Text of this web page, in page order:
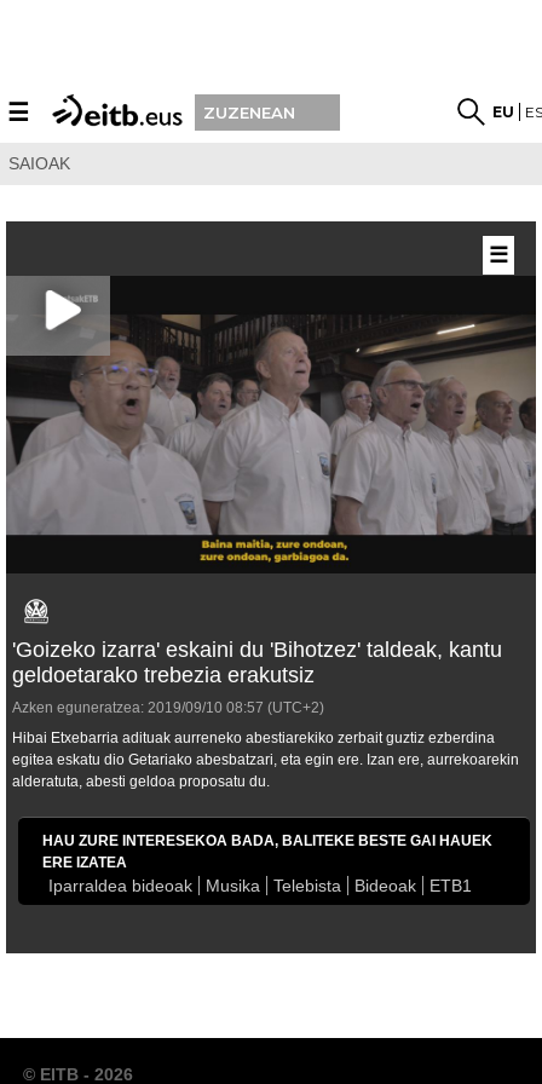
☰ ZUZENEAN EU
SAIOAK
'Goizeko izarra' eskaini du 'Bihotzez' taldeak, kantu
geldoetarako trebezia erakutsiz
Azken eguneratzea: 2019/09/10 08:57 (UTC+2)
Hibai Etxebarria adituak aurreneko abestiarekiko zerbait guztiz ezberdina
egitea eskatu dio Getariako abesbatzari, eta egin ere. Izan ere, aurrekoarekin
alderatuta, abesti geldoa proposatu du.
HAU ZURE INTERESEKOA BADA, BALITEKE BESTE GAI HAUEK
ERE IZATEA
Iparraldea bideoak Musika Telebista Bideoak ETB1
☰
© EITB - 2026